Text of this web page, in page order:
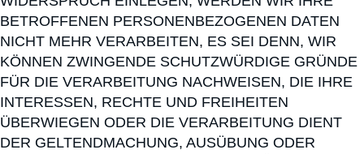
BETROFFENEN PERSONENBEZOGENEN DATEN
NICHT MEHR VERARBEITEN, ES SEI DENN, WIR
KÖNNEN ZWINGENDE SCHUTZWÜRDIGE GRÜNDE
FÜR DIE VERARBEITUNG NACHWEISEN, DIE IHRE
INTERESSEN, RECHTE UND FREIHEITEN
ÜBERWIEGEN ODER DIE VERARBEITUNG DIENT
DER GELTENDMACHUNG, AUSÜBUNG ODER